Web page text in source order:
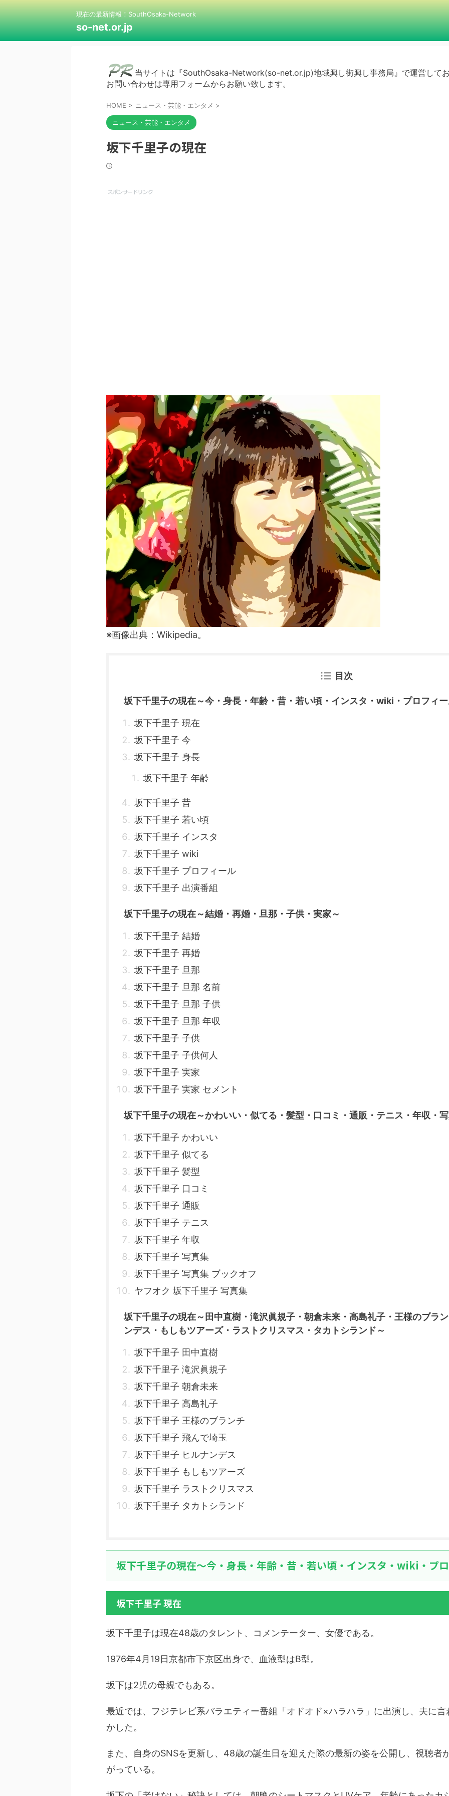
現在の最新情報！SouthOsaka-Network
so-net.or.jp
当サイトは『SouthOsaka-Network(so-net.or.jp)地域興し街興し事務局』で運営して
お問い合わせは専用フォームからお願い致します。
HOME > ニュース・芸能・エンタメ >
ニュース・芸能・エンタメ
坂下千里子の現在
※画像出典：Wikipedia。
目次
坂下千里子の現在～今・身長・年齢・昔・若い頃・インスタ・wiki・プロフィ
坂下千里子 現在
坂下千里子 今
坂下千里子 身長
坂下千里子 年齢
坂下千里子 昔
坂下千里子 若い頃
坂下千里子 インスタ
坂下千里子 wiki
坂下千里子 プロフィール
坂下千里子 出演番組
坂下千里子の現在～結婚・再婚・旦那・子供・実家～
坂下千里子 結婚
坂下千里子 再婚
坂下千里子 旦那
坂下千里子 旦那 名前
坂下千里子 旦那 子供
坂下千里子 旦那 年収
坂下千里子 子供
坂下千里子 子供何人
坂下千里子 実家
坂下千里子 実家 セメント
坂下千里子の現在～かわいい・似てる・髪型・口コミ・通販・テニス・年収・
坂下千里子 かわいい
坂下千里子 似てる
坂下千里子 髪型
坂下千里子 口コミ
坂下千里子 通販
坂下千里子 テニス
坂下千里子 年収
坂下千里子 写真集
坂下千里子 写真集 ブックオフ
ヤフオク 坂下千里子 写真集
坂下千里子の現在～田中直樹・滝沢眞規子・朝倉未来・高島礼子・王様のブラ
ンデス・もしもツアーズ・ラストクリスマス・タカトシランド～
坂下千里子 田中直樹
坂下千里子 滝沢眞規子
坂下千里子 朝倉未来
坂下千里子 高島礼子
坂下千里子 王様のブランチ
坂下千里子 飛んで埼玉
坂下千里子 ヒルナンデス
坂下千里子 もしもツアーズ
坂下千里子 ラストクリスマス
坂下千里子 タカトシランド
坂下千里子の現在～今・身長・年齢・昔・若い頃・インスタ・wiki・プ
坂下千里子 現在
坂下千里子は現在48歳のタレント、コメンテーター、女優である。
1976年4月19日京都市下京区出身で、血液型はB型。
坂下は2児の母親でもある。
最近では、フジテレビ系バラエティー番組「オドオド×ハラハラ」に出演し、夫に
かした。
また、自身のSNSを更新し、48歳の誕生日を迎えた際の最新の姿を公開し、視聴者
がっている。